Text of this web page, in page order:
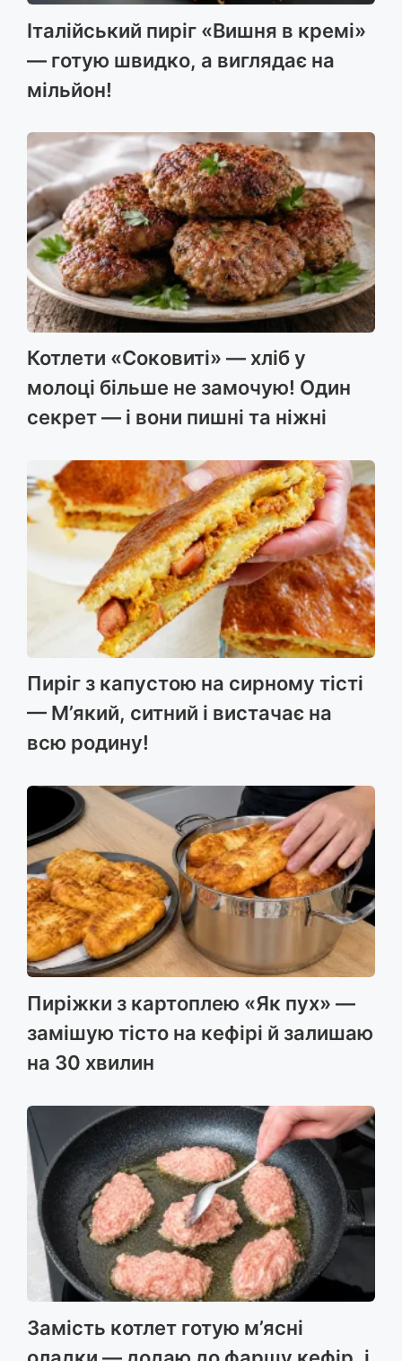
Італійський пиріг «Вишня в кремі»
— готую швидко, а виглядає на
мільйон!
Котлети «Соковиті» — хліб у
молоці більше не замочую! Один
секрет — і вони пишні та ніжні
Пиріг з капустою на сирному тісті
— М’який, ситний і вистачає на
всю родину!
Пиріжки з картоплею «Як пух» —
замішую тісто на кефірі й залишаю
на 30 хвилин
Замість котлет готую м’ясні